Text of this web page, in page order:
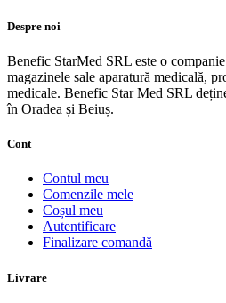
Despre noi
Benefic StarMed SRL este o
magazinele sale aparatură medicală,
medicale. Benefic Star Med SRL
în Oradea și Beiuș.
Cont
Contul meu
Comenzile mele
Coșul meu
Autentificare
Finalizare comandă
Livrare